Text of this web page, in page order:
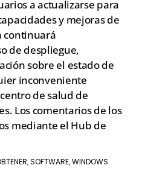
a actualizarse para
y mejoras de
continuará
de despliegue,
sobre el estado de
inconveniente
de salud de
Los comentarios de los
mediante el Hub de
,SOFTWARE,WINDOWS